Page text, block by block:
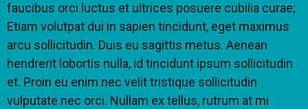
faucibus orci luctus et ultrices posuere cubilia curae;
Etiam volutpat dui in sapien tincidunt, eget maximus
arcu sollicitudin. Duis eu sagittis metus. Aenean
hendrerit lobortis nulla, id tincidunt ipsum sollicitudin
et. Proin eu enim nec velit tristique sollicitudin
vulputate nec orci. Nullam ex tellus, rutrum at mi